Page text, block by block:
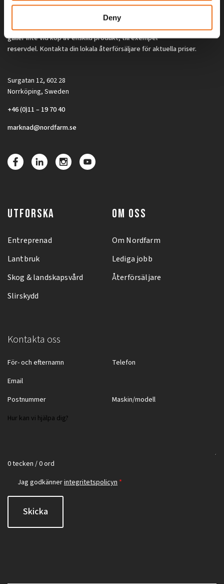
Deny
Alla priser på tillbehör och tillval gäller vid köp av ny maskin. Priserna
gäller inte vid köp av enskild produkt, till exempel
reservdel. Kontakta din lokala återförsäljare för aktuella priser.
Surgatan 12, 602 28
Norrköping, Sweden
+46 (0)11 – 19 70 40
marknad@nordfarm.se
UTFORSKA
Entreprenad
Lantbruk
Skog & landskapsvård
Slirskydd
OM OSS
Om Nordfarm
Lediga jobb
Återförsäljare
Kontakta oss
0 tecken / 0 ord
Jag godkännerintegritetspolicyn *
Skicka